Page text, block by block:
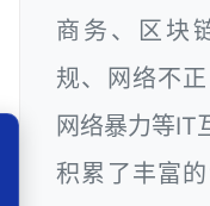
商务、区块
规、网络不
网络暴力等IT
积累了丰富